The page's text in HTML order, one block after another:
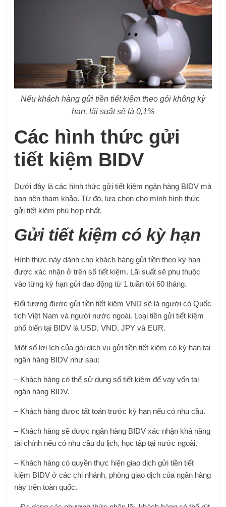
Nếu khách hàng gửi tiền tiết kiệm theo gói không kỳ
hạn, lãi suất sẽ là 0,1%
Các hình thức gửi
tiết kiệm BIDV
Dưới đây là các hình thức gửi tiết kiệm ngân hàng BIDV mà
bạn nên tham khảo. Từ đó, lựa chọn cho mình hình thức
gửi tiết kiệm phù hợp nhất.
Gửi tiết kiệm có kỳ hạn
Hình thức này dành cho khách hàng gửi tiền theo kỳ hạn
được xác nhận ở trên sổ tiết kiệm. Lãi suất sẽ phụ thuộc
vào từng kỳ hạn gửi dao động từ 1 tuần tới 60 tháng.
Đối tượng được gửi tiền tiết kiệm VND sẽ là người có Quốc
tịch Việt Nam và người nước ngoài. Loại tiền gửi tiết kiệm
phổ biến tại BIDV là USD, VND, JPY và EUR.
Một số lợi ích của gói dịch vụ gửi tiền tiết kiệm có kỳ hạn tại
ngân hàng BIDV như sau:
– Khách hàng có thể sử dụng sổ tiết kiệm để vay vốn tại
ngân hàng BIDV.
– Khách hàng được tất toán trước kỳ hạn nếu có nhu cầu.
– Khách hàng sẽ được ngân hàng BIDV xác nhận khả năng
tài chính nếu có nhu cầu du lịch, học tập tại nước ngoài.
– Khách hàng có quyền thực hiện giao dịch gửi tiền tiết
kiệm BIDV ở các chi nhánh, phòng giao dịch của ngân hàng
này trên toàn quốc.